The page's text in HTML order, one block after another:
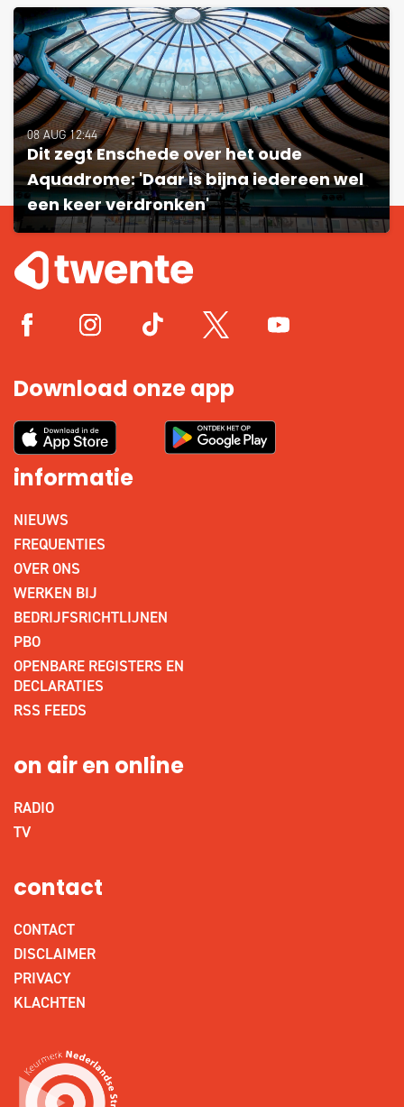
08 AUG 12:44
Dit zegt Enschede over het oude
Aquadrome: 'Daar is bijna iedereen wel
een keer verdronken'
Download onze app
informatie
NIEUWS
FREQUENTIES
OVER ONS
WERKEN BIJ
BEDRIJFSRICHTLIJNEN
PBO
OPENBARE REGISTERS EN
DECLARATIES
RSS FEEDS
on air en online
RADIO
TV
contact
CONTACT
DISCLAIMER
PRIVACY
KLACHTEN